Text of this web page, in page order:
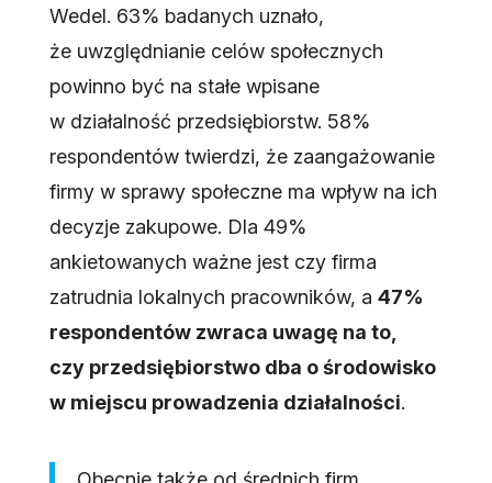
Wedel. 63% badanych uznało,
że uwzględnianie celów społecznych
powinno być na stałe wpisane
w działalność przedsiębiorstw. 58%
respondentów twierdzi, że zaangażowanie
firmy w sprawy społeczne ma wpływ na ich
decyzje zakupowe. Dla 49%
ankietowanych ważne jest czy firma
zatrudnia lokalnych pracowników, a 47%
respondentów zwraca uwagę na to,
czy przedsiębiorstwo dba o środowisko
w miejscu prowadzenia działalności.